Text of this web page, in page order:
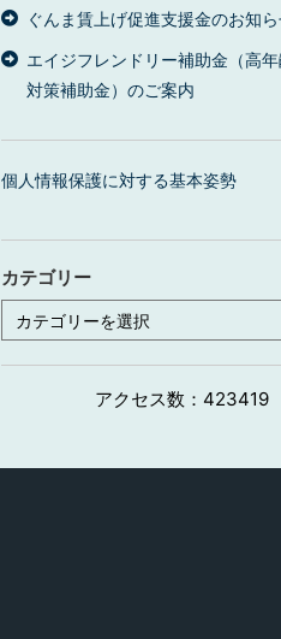
ぐんま賃上げ促進支援金のお知
エイジフレンドリー補助金（高
対策補助金）のご案内
個人情報保護に対する基本姿勢
カテゴリー
カ
テ
ゴ
リ
アクセス数： 423419